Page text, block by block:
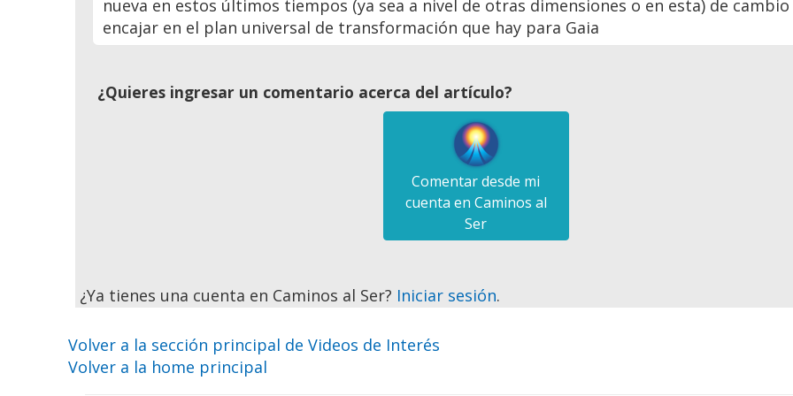
nueva en estos últimos tiempos (ya sea a nivel de otras dimensiones o en esta) de
encajar en el plan universal de transformación que hay para Gaia
¿Quieres ingresar un comentario acerca del artículo?
Comentar desde mi
cuenta en Caminos al
Ser
¿Ya tienes una cuenta en Caminos al Ser? Iniciar sesión.
Volver a la sección principal de Videos de Interés
Volver a la home principal